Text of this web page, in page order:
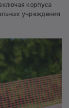
корпуса
учреждения